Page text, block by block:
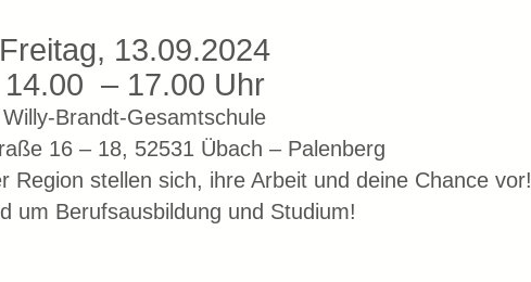
Freitag, 13.09.2024
14.00 – 17.00 Uhr
Willy-Brandt-Gesamtschule
16 – 18, 52531 Übach – Palenberg
Region stellen sich, ihre Arbeit und deine Chance vor!
um Berufsausbildung und Studium!